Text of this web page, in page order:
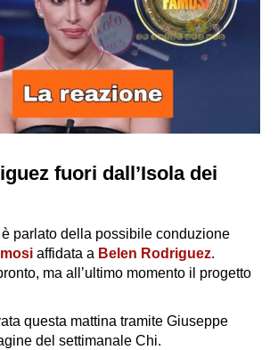
fuori dall’Isola dei
parlato della possibile conduzione
affidata a Belen Rodriguez.
ma all’ultimo momento il progetto
questa mattina tramite Giuseppe
del settimanale Chi.